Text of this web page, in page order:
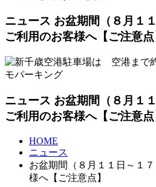
ニュース お盆期間（８月１
ご利用のお客様へ【ご注意点
ニュース お盆期間（８月１
ご利用のお客様へ【ご注意点
HOME
ニュース
お盆期間（８月１１日～１
様へ【ご注意点】